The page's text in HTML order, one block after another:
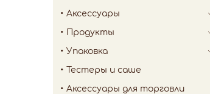
Аксессуары
Продукты
Упаковка
Тестеры и саше
Аксессуары для торговли